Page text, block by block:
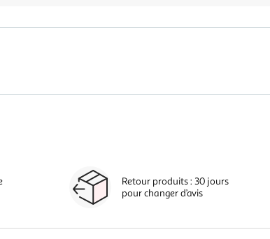
Retour produits : 30 jours
pour changer d’avis